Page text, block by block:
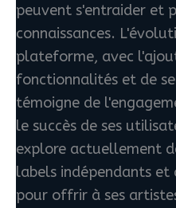
peuvent s'entraider et
connaissances.
plateforme, avec
fonctionnalités et de
témoigne de
le succès de ses
explore actuellement
labels indépendants et
pour offrir à ses